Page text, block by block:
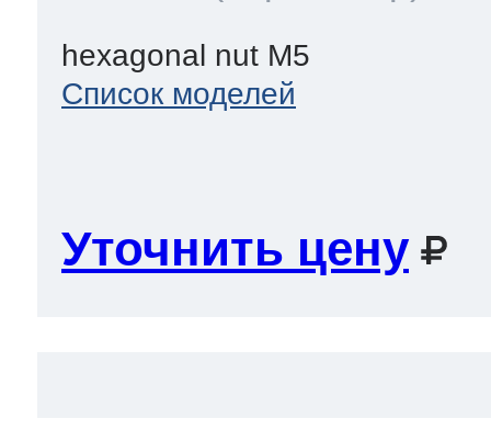
hexagonal nut M5
Список моделей
Уточнить цену